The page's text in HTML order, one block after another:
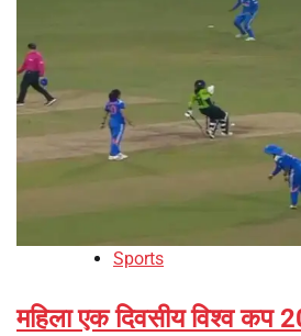
Sports
महिला एक दिवसीय विश्व कप